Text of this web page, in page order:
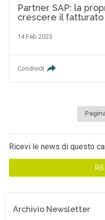
Partner SAP: la
crescere il fatturato
14 Feb 2023
Condividi
Ricevi le news di questo
Archivio Newsletter